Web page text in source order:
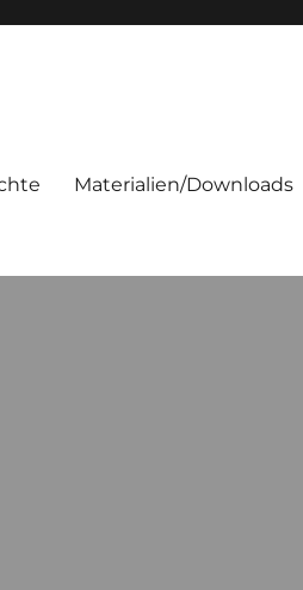
Materialien/Downloads